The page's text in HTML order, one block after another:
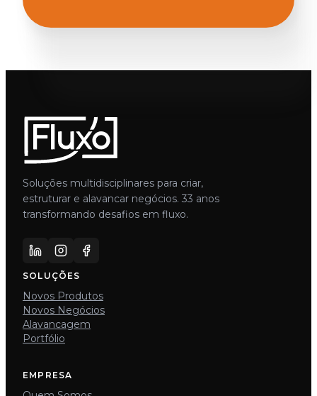
Soluções multidisciplinares para criar,
estruturar e alavancar negócios. 33 anos
transformando desafios em fluxo.
SOLUÇÕES
Novos Produtos
Novos Negócios
Alavancagem
Portfólio
EMPRESA